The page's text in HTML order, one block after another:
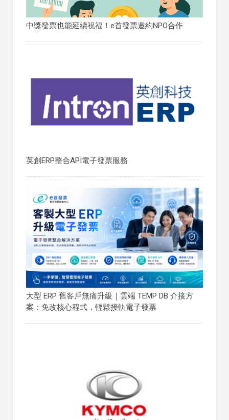
中獎發票也能延續祝福！e首發票邀約NPO合作
英創ERP整合API電子發票服務
大型 ERP 舊客戶無痛升級｜雲端 TEMP DB 介接方
案：免改核心程式，輕鬆接軌電子發票